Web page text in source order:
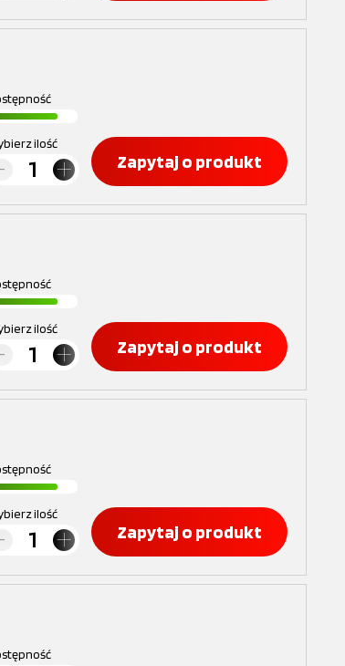
ilość
Zapytaj o produkt
ilość
Zapytaj o produkt
ilość
Zapytaj o produkt